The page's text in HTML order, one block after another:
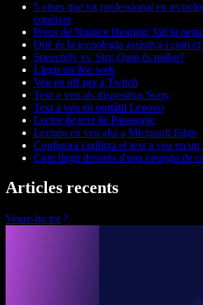
5 eines que tot professional en
conèixer
Preus de Nuance Hearing: Val la
Què és la tecnologia assistiva i com
Speechify vs. Siri: Quin és millor?
Llegir un lloc web
Veu en off per a Twitch
Text a veu als dispositius Sony
Text a veu en portàtil Lenovo
Lector de text de Panasonic
Lectura en veu alta a Microsoft Edge
Configura i utilitza el text a veu en
Com llegir després d'una cirurgia de
Articles recents
Veure-ho tot